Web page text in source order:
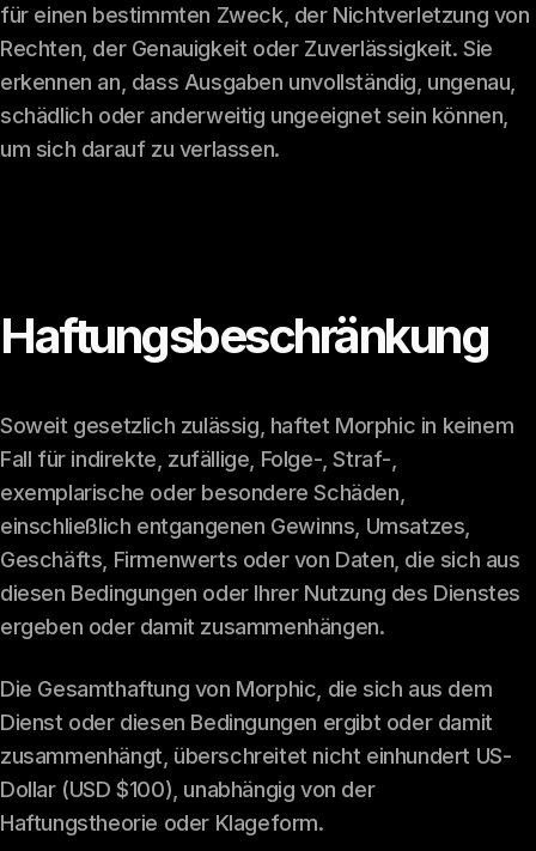
für einen bestimmten Zweck, der Nichtverletzung von
Rechten, der Genauigkeit oder Zuverlässigkeit. Sie
erkennen an, dass Ausgaben unvollständig, ungenau,
schädlich oder anderweitig ungeeignet sein können,
um sich darauf zu verlassen.
Haftungsbeschränkung
Soweit gesetzlich zulässig, haftet Morphic in keinem
Fall für indirekte, zufällige, Folge-, Straf-,
exemplarische oder besondere Schäden,
einschließlich entgangenen Gewinns, Umsatzes,
Geschäfts, Firmenwerts oder von Daten, die sich aus
diesen Bedingungen oder Ihrer Nutzung des Dienstes
ergeben oder damit zusammenhängen.
Die Gesamthaftung von Morphic, die sich aus dem
Dienst oder diesen Bedingungen ergibt oder damit
zusammenhängt, überschreitet nicht einhundert US-
Dollar (USD $100), unabhängig von der
Haftungstheorie oder Klageform.